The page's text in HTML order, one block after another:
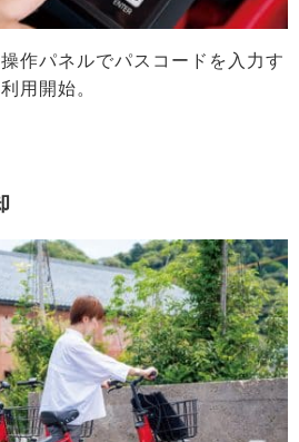
作パネルでパスコードを入力す
用開始。